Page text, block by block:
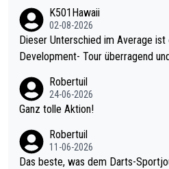
K501Hawaii
02-08-2026
Dieser Unterschied im Average ist echt
Development- Tour überragend
mal 40+ erst recht. Da gewinnst keinen Blumentopf - ist ja noc
h krasser wie ein Pokalspiel eines Kreisligisten vs einem Bund
Robertuil
24-06-2026
Ganz tolle Aktion!
Robertuil
11-06-2026
Das beste, was dem Darts-